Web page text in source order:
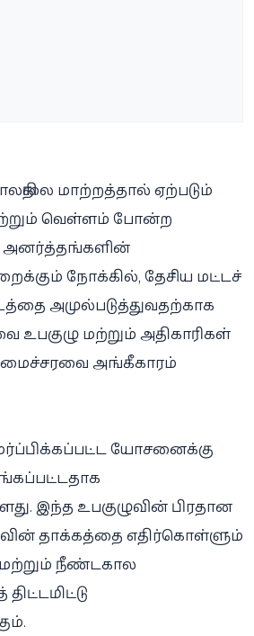
மாற்றத்தால் ஏற்படும்
வெள்ளம் போன்ற
நோக்கில், தேசிய மட்டச்
அமுல்படுத்துவதற்காக
உபகுழு மற்றும் அதிகாரிகள்
அமைச்சரவை அங்கீகாரம்
யோசனைக்கு
இந்த உபகுழுவின் பிரதான
தாக்கத்தை எதிர்கொள்ளும்
நீண்டகால